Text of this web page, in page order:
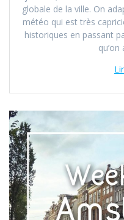
globale de la ville. On
météo qui est très
historiques en passant